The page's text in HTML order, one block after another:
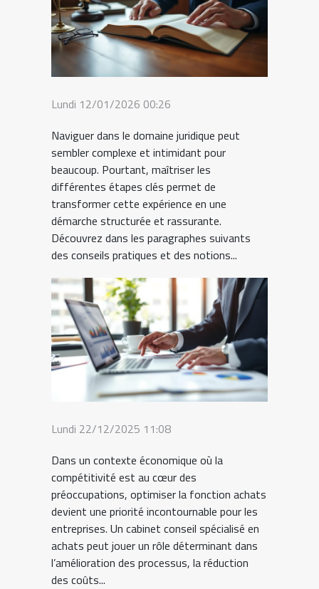
Lundi 12/01/2026 00:26
Naviguer dans le domaine juridique peut
sembler complexe et intimidant pour
beaucoup. Pourtant, maîtriser les
différentes étapes clés permet de
transformer cette expérience en une
démarche structurée et rassurante.
Découvrez dans les paragraphes suivants
des conseils pratiques et des notions...
Lundi 22/12/2025 11:08
Dans un contexte économique où la
compétitivité est au cœur des
préoccupations, optimiser la fonction achats
devient une priorité incontournable pour les
entreprises. Un cabinet conseil spécialisé en
achats peut jouer un rôle déterminant dans
l’amélioration des processus, la réduction
des coûts...